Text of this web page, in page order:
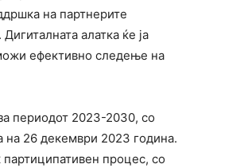
на партнерите
алатка ќе ја
ефективно следење на
периодот 2023-2030, со
на 26 декември 2023 година.
процес, со